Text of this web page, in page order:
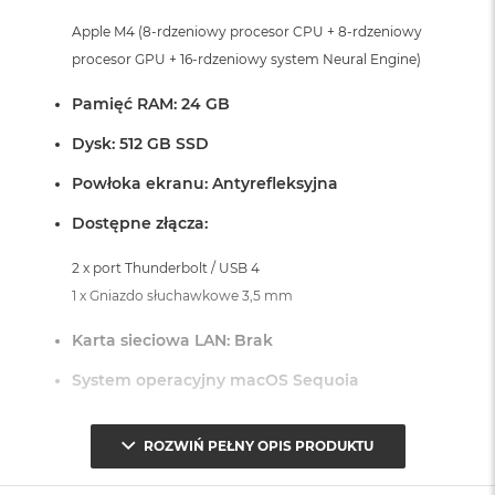
M
c
o
k
i
r
M
a
Apple M4 (8-rdzeniowy procesor CPU + 8-rdzeniowy
procesor GPU + 16-rdzeniowy system Neural Engine)
Pamięć RAM: 24 GB
Dysk: 512 GB SSD
Powłoka ekranu: Antyrefleksyjna
Dostępne złącza:
2 x port Thunderbolt / USB 4
1 x Gniazdo słuchawkowe 3,5 mm
Karta sieciowa LAN: Brak
System operacyjny macOS Sequoia
- lub nowszy, z darmową aktualizacją.
ROZWIŃ PEŁNY OPIS PRODUKTU